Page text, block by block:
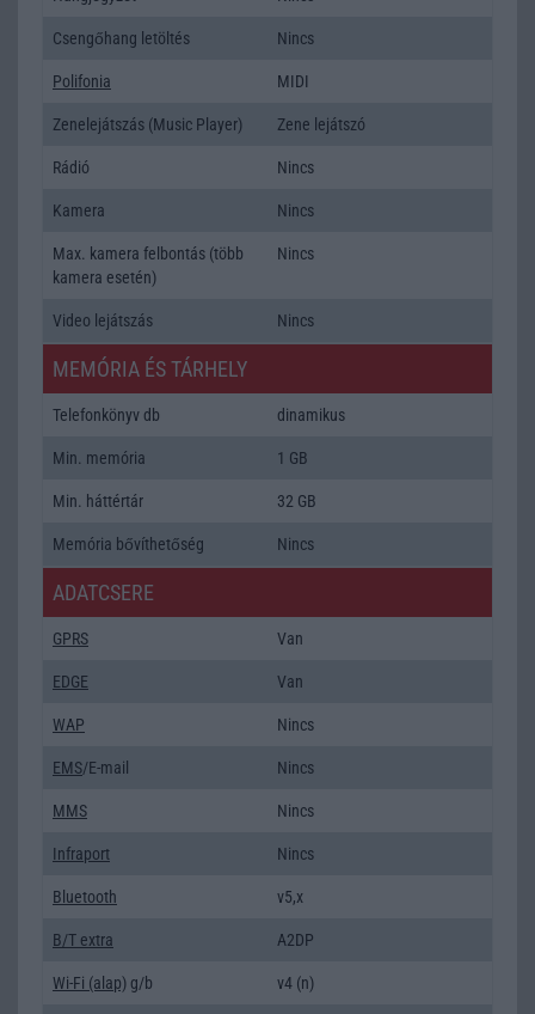
Csengőhang letöltés Nincs
Polifonia MIDI
Zenelejátszás (Music Player) Zene lejátszó
Rádió Nincs
Kamera Nincs
Max. kamera felbontás (több
kamera esetén)
Nincs
Video lejátszás Nincs
MEMÓRIA ÉS TÁRHELY
Telefonkönyv db dinamikus
Min. memória 1 GB
Min. háttértár 32 GB
Memória bővíthetőség Nincs
ADATCSERE
GPRS Van
EDGE Van
WAP Nincs
EMS/E-mail Nincs
MMS Nincs
Infraport Nincs
Bluetooth v5,x
B/T extra A2DP
Wi-Fi (alap) g/b v4 (n)